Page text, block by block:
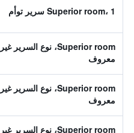
Superior room، 1 سرير توأم
Superior room، نوع السرير غير
معروف
Superior room، نوع السرير غير
معروف
Superior room، نوع السرير غير